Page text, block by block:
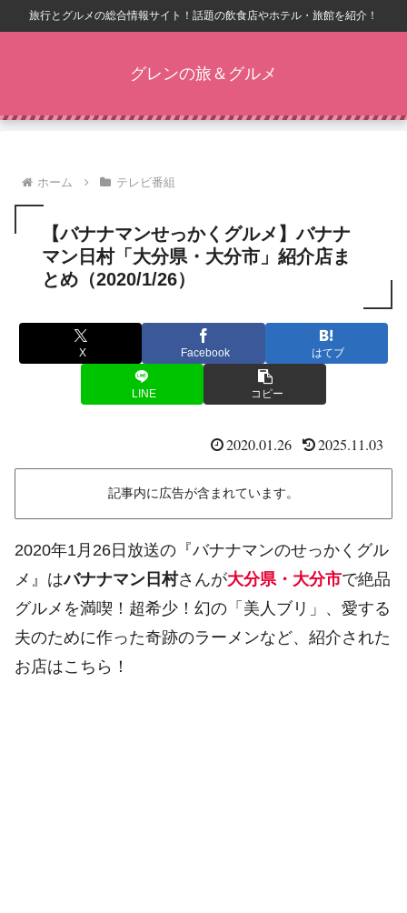
旅行とグルメの総合情報サイト！話題の飲食店やホテル・旅館を紹介！
グレンの旅＆グルメ
ホーム テレビ番組
【バナナマンせっかくグルメ】バナナ
マン日村「大分県・大分市」紹介店ま
とめ（2020/1/26）
X Facebook はてブ
LINE コピー
2020.01.26 2025.11.03
記事内に広告が含まれています。
2020年1月26日放送の『バナナマンのせっかくグル
メ』はバナナマン日村さんが大分県・大分市で絶品
グルメを満喫！超希少！幻の「美人ブリ」、愛する
夫のために作った奇跡のラーメンなど、紹介された
お店はこちら！